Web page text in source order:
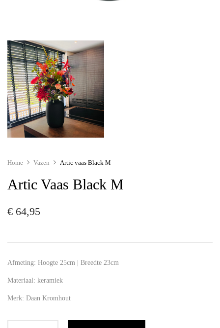
Home Vazen Artic vaas Black M
Artic Vaas Black M
€ 64,95
Afmeting: Hoogte 25cm | Breedte 23cm
Materiaal: keramiek
Merk: Daan Kromhout